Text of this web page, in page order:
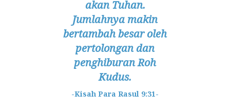
akan Tuhan.
Jumlahnya makin
bertambah besar oleh
pertolongan dan
penghiburan Roh
Kudus.
-Kisah Para Rasul 9:31-